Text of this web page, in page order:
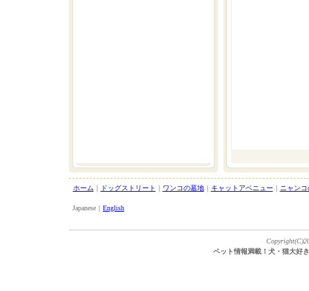
ホーム ｜ ドッグストリート ｜ ワンコの墓地｜ キャットアベニュー ｜ ニャン
Japanese｜ English
ペット情報満載！犬・猫大好